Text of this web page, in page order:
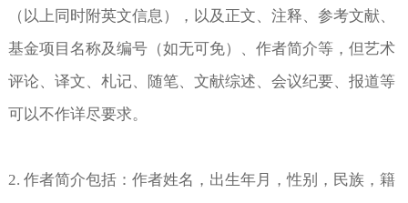
（以上同时附英文信息），以及正文、注释、参考文献、
基金项目名称及编号（如无可免）、作者简介等，但艺术
评论、译文、札记、随笔、文献综述、会议纪要、报道等
可以不作详尽要求。
2. 作者简介包括：作者姓名，出生年月，性别，民族，籍